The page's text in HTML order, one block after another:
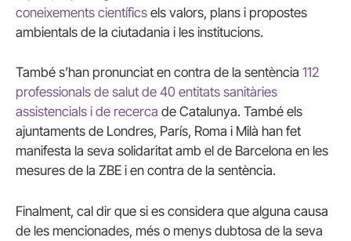
coneixements científics els valors, plans i propostes
ambientals de la ciutadania i les institucions.
També s’han pronunciat en contra de la sentència 112
professionals de salut de 40 entitats sanitàries
assistencials i de recerca de Catalunya. També els
ajuntaments de Londres, París, Roma i Milà han fet
manifesta la seva solidaritat amb el de Barcelona en les
mesures de la ZBE i en contra de la sentència.
Finalment, cal dir que si es considera que alguna causa
de les mencionades, més o menys dubtosa de la seva